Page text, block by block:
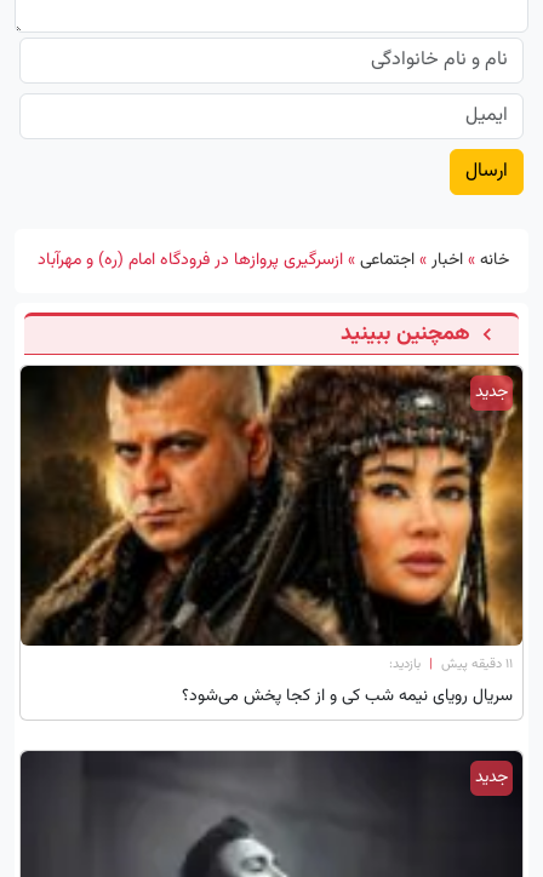
خانه»اخبار»اجتماعی»ازسرگیری پروازها در فرودگاه امام (ره) و مهرآباد
همچنین ببینید
جدید
۱۱ دقیقه پیش | بازدید:
سریال رویای نیمه شب کی و از کجا پخش می‌شود؟
جدید